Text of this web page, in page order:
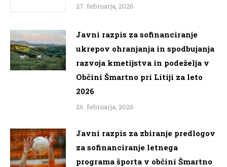
27. februarja, 2026
Javni razpis za sofinanciranje
ukrepov ohranjanja in spodbujanja
razvoja kmetijstva in podeželja v
Občini Šmartno pri Litiji za leto
2026
26. februarja, 2026
Javni razpis za zbiranje predlogov
za sofinanciranje letnega
programa športa v občini Šmartno